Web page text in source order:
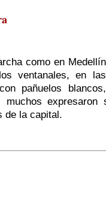
como en Medellín
ventanales, en las
pañuelos blancos,
muchos
de la capital.